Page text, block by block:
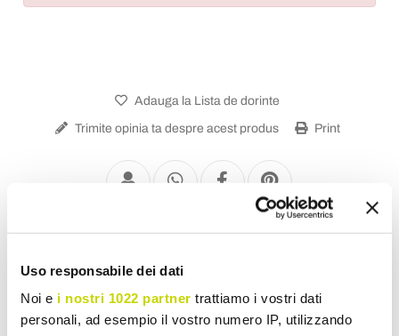
Uso responsabile dei dati
Noi e i nostri 1022 partner trattiamo i vostri dati
personali, ad esempio il vostro numero IP, utilizzando
Adauga la Lista de dorinte
Trimite opinia ta despre acest produs Print